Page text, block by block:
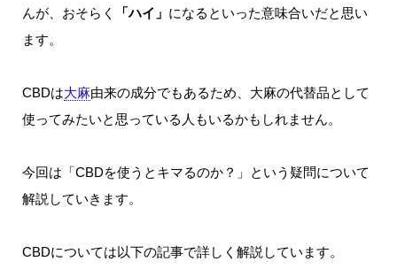
んが、おそらく
「ハイ」 になるといった意味合いだと思い
ます。
CBDは大麻由来の成分でもあるため、大麻の代替品として
使ってみたいと思っている人もいるかもしれません。
今回は「CBDを使うとキマるのか？」という疑問について
解説していきます。
CBDについては以下の記事で詳しく解説しています。